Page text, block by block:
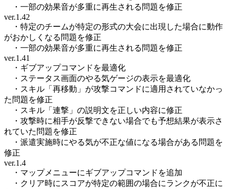
・一部の効果音が多重に再生される問題を修正
ver.1.42
・特定のチームが特定の形式の大会に出現した場合に動作
がおかしくなる問題を修正
・一部の効果音が多重に再生される問題を修正
ver.1.41
・ギブアップコマンドを最適化
・ステータス画面のやる気ゲージの表示を最適化
・スキル「再移動」が攻撃コマンドに適用されていなかっ
た問題を修正
・スキル「連撃」の説明文を正しい内容に修正
・攻撃時に相手が反撃できない場合でも予想結果が表示さ
れていた問題を修正
・派遣実施時にやる気が不正な値になる場合がある問題を
修正
ver.1.4
・マップメニューにギブアップコマンドを追加
・クリア時にスコアが特定の範囲の場合にランクが不正に